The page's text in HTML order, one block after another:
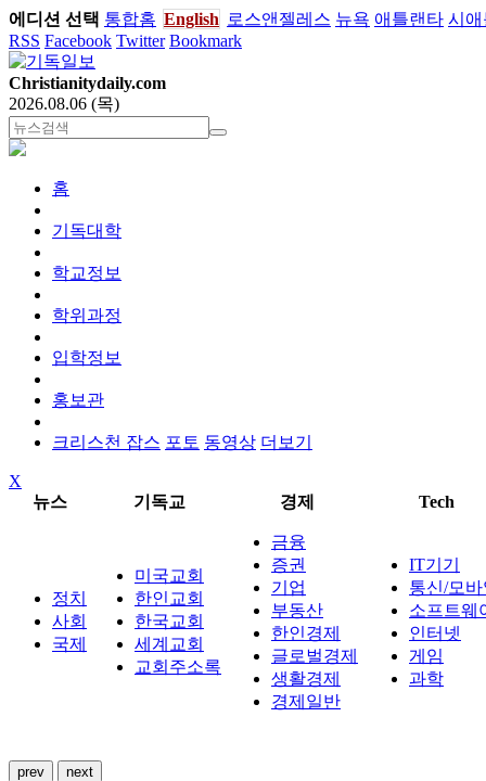
에디션 선택 통합홈 English 로스앤젤레스 뉴욕 애틀랜타 시애
RSS Facebook Twitter Bookmark
Christianitydaily.com
2026.08.06 (목)
홈
기독대학
학교정보
학위과정
입학정보
홍보관
크리스천 잡스 포토 동영상 더보기
X
뉴스
기독교 경제 Tech
정치
사회
국제
미국교회
한인교회
한국교회
세계교회
교회주소록
금융
증권
기업
부동산
한인경제
글로벌경제
생활경제
경제일반
IT기기
통신/모
소프트웨
인터넷
게임
과학
prev next